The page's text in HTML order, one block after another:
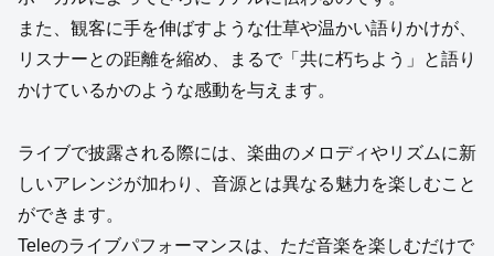
また、観客に手を伸ばすような仕草や温かい語りかけが、
リスナーとの距離を縮め、まるで「共に朽ちよう」と語り
かけているかのような感動を与えます。
ライブで披露される際には、楽曲のメロディやリズムに新
しいアレンジが加わり、音源とは異なる魅力を楽しむこと
ができます。
Teleのライブパフォーマンスは、ただ音楽を楽しむだけで